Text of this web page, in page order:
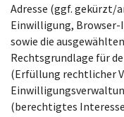
Adresse (ggf. gekürzt/
Einwilligung,
sowie die
Rechtsgrundlage für
(Erfüllung rechtlicher
(berechtigtes